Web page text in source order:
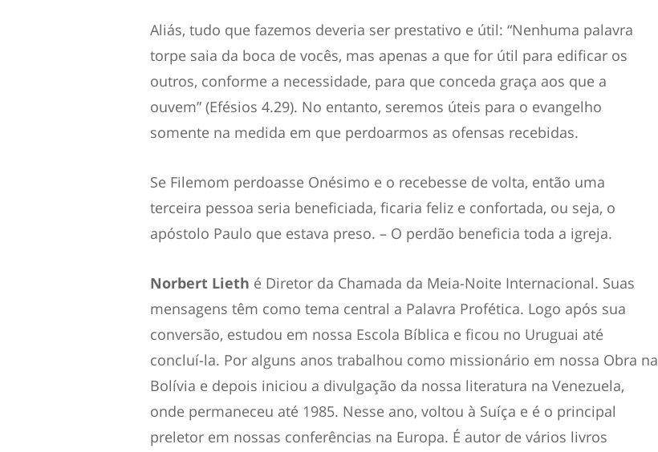
Aliás, tudo que fazemos deveria ser prestativo e útil: “Nenhuma palavra
torpe saia da boca de vocês, mas apenas a que for útil para edificar os
outros, conforme a necessidade, para que conceda graça aos que a
ouvem” (Efésios 4.29). No entanto, seremos úteis para o evangelho
somente na medida em que perdoarmos as ofensas recebidas.
Se Filemom perdoasse Onésimo e o recebesse de volta, então uma
terceira pessoa seria beneficiada, ficaria feliz e confortada, ou seja, o
apóstolo Paulo que estava preso. – O perdão beneficia toda a igreja.
Norbert Lieth é Diretor da Chamada da Meia-Noite Internacional. Suas
mensagens têm como tema central a Palavra Profética. Logo após sua
conversão, estudou em nossa Escola Bíblica e ficou no Uruguai até
concluí-la. Por alguns anos trabalhou como missionário em nossa Obra na
Bolívia e depois iniciou a divulgação da nossa literatura na Venezuela,
onde permaneceu até 1985. Nesse ano, voltou à Suíça e é o principal
preletor em nossas conferências na Europa. É autor de vários livros